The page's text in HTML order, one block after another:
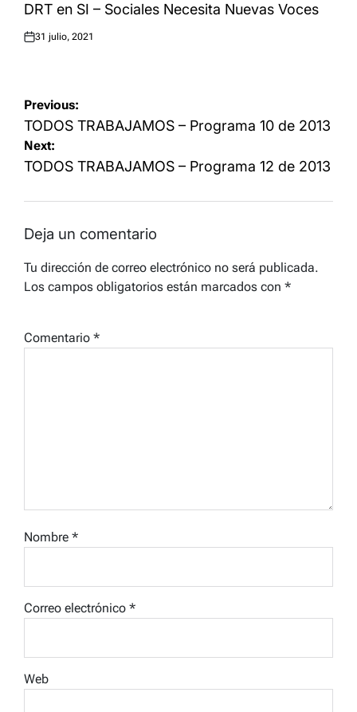
IN
DRT en SI – Sociales Necesita Nuevas Voces
Posted
31 julio, 2021
Navegación
de
entradas
Previous:
TODOS TRABAJAMOS – Programa 10 de 2013
Next:
TODOS TRABAJAMOS – Programa 12 de 2013
Deja un comentario
Tu dirección de correo electrónico no será publicada.
Los campos obligatorios están marcados con *
Comentario *
Nombre *
Correo electrónico *
Web